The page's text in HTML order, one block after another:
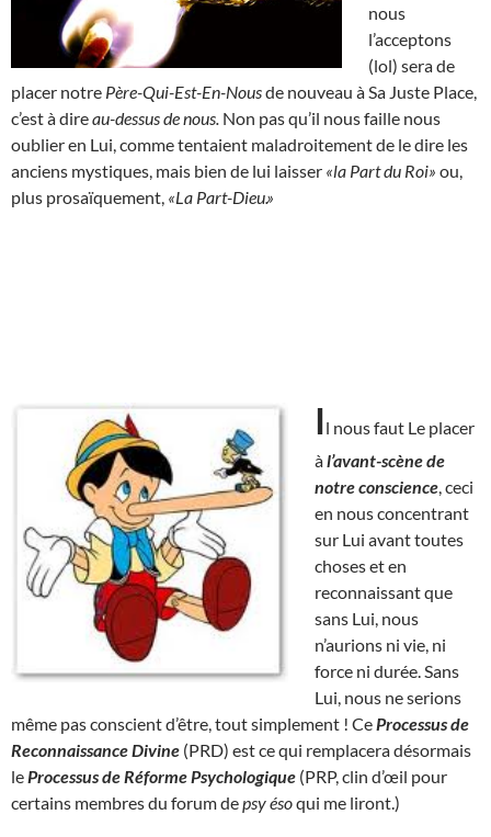
nous
l’acceptons
(lol) sera de
placer notre Père-Qui-Est-En-Nousde nouveau à Sa Juste Place,
c’est à direau-dessus de nous. Non pas qu’il nous faille nous
oublier en Lui, comme tentaient maladroitement de le dire les
anciens mystiques, mais bien de lui laisser «la Part du Roi» ou,
plus prosaïquement, «La Part-Dieu.»
Il nous faut Le placer
àl’avant-scène de
notre conscience , ceci
en nous concentrant
sur Lui avant toutes
choses et en
reconnaissant que
sans Lui, nous
n’aurions ni vie, ni
force ni durée. Sans
Lui, nous ne serions
même pas conscient d’être, tout simplement ! Ce Processus de
Reconnaissance Divine (PRD) est ce qui remplacera désormais
le Processus de Réforme Psychologique (PRP, clin d’œil pour
certains membres du forum depsy ésoqui me liront.)